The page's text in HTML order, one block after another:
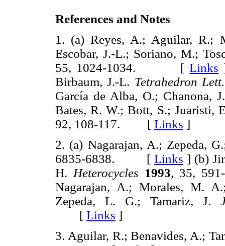
References and Notes
1. (a) Reyes, A.; Aguilar, R.;
Escobar, J.-L.; Soriano, M.;
55, 1024-1034. [Links
Birbaum, J.-L. Tetrahedron Lett.
García de Alba, O.; Chanona,
Bates, R. W.; Bott, S.; Juaristi,
92, 108-117. [ Links ]
2. (a) Nagarajan, A.; Zepeda,
6835-6838. [Links ] (b)
H. Heterocycles 1993, 35,
Nagarajan, A.; Morales, M.
Zepeda, L. G.; Tamariz, J.
[ Links ]
3. Aguilar, R.; Benavides, A.;